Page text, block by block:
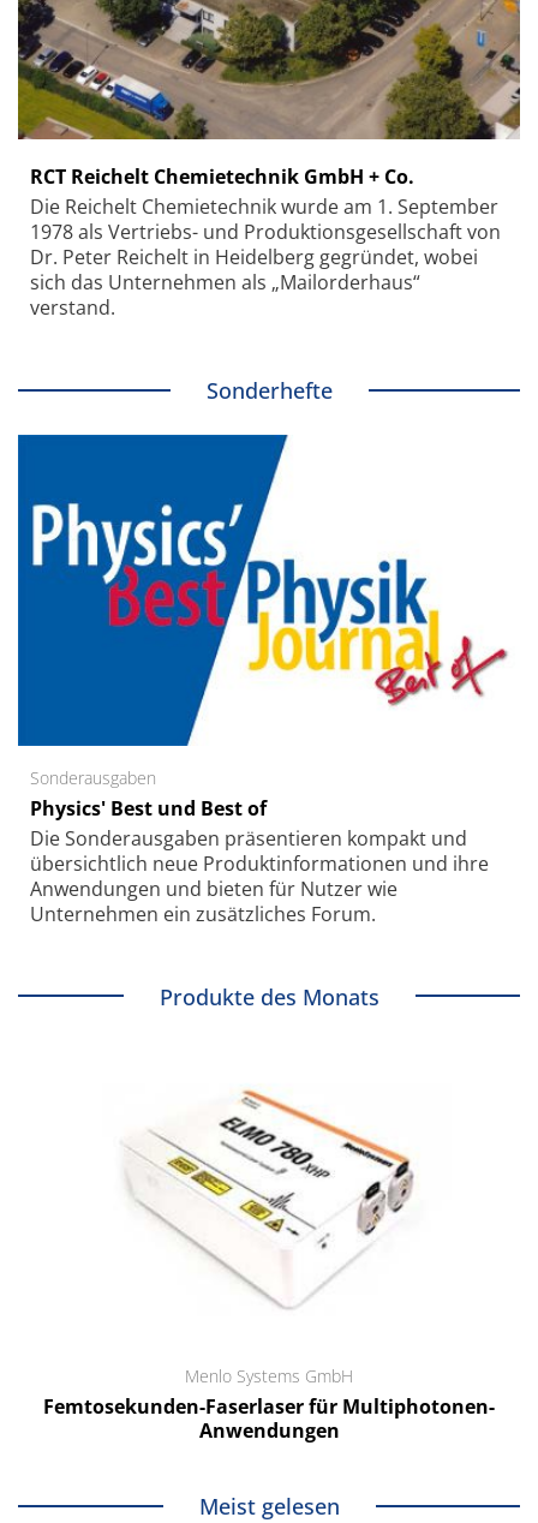
RCT Reichelt Chemietechnik GmbH + Co.
Die Reichelt Chemietechnik wurde am 1. September
1978 als Vertriebs- und Produktionsgesellschaft von
Dr. Peter Reichelt in Heidelberg gegründet, wobei
sich das Unternehmen als „Mailorderhaus“
verstand.
Sonderhefte
Sonderausgaben
Physics' Best und Best of
Die Sonder­ausgaben präsentieren kompakt und
übersichtlich neue Produkt­informationen und ihre
Anwendungen und bieten für Nutzer wie
Unternehmen ein zusätzliches Forum.
Produkte des Monats
Menlo Systems GmbH
Femtosekunden-Faserlaser für Multiphotonen-
Anwendungen
Meist gelesen